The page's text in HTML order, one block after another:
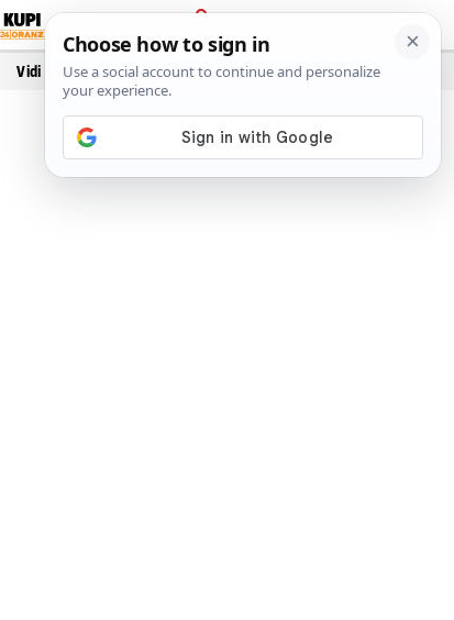
PRIJAVA
Vidi još…